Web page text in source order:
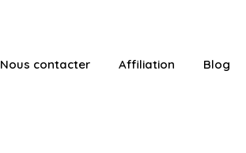
Nous contacter Affiliation Blog